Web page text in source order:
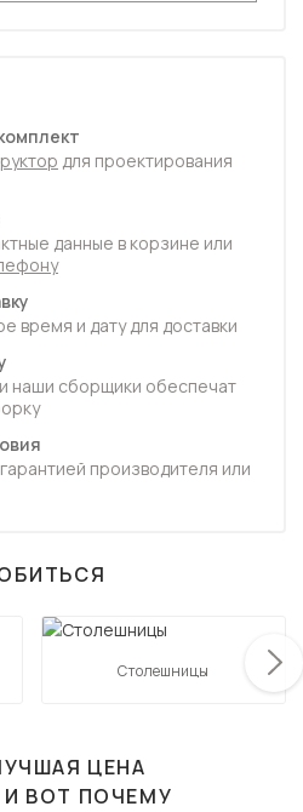
для проектирования
данные в корзине или
время и дату для доставки
наши сборщики обеспечат
производителя или
Столешницы
ЦЕНА
И ВОТ ПОЧЕМУ